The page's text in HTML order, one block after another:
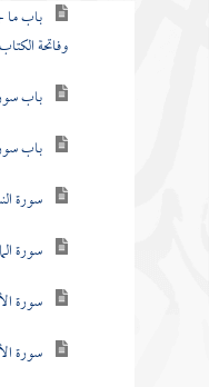
باب ما
وفاتحة الكتاب
باب
باب
سورة
سورة
سورة
سورة